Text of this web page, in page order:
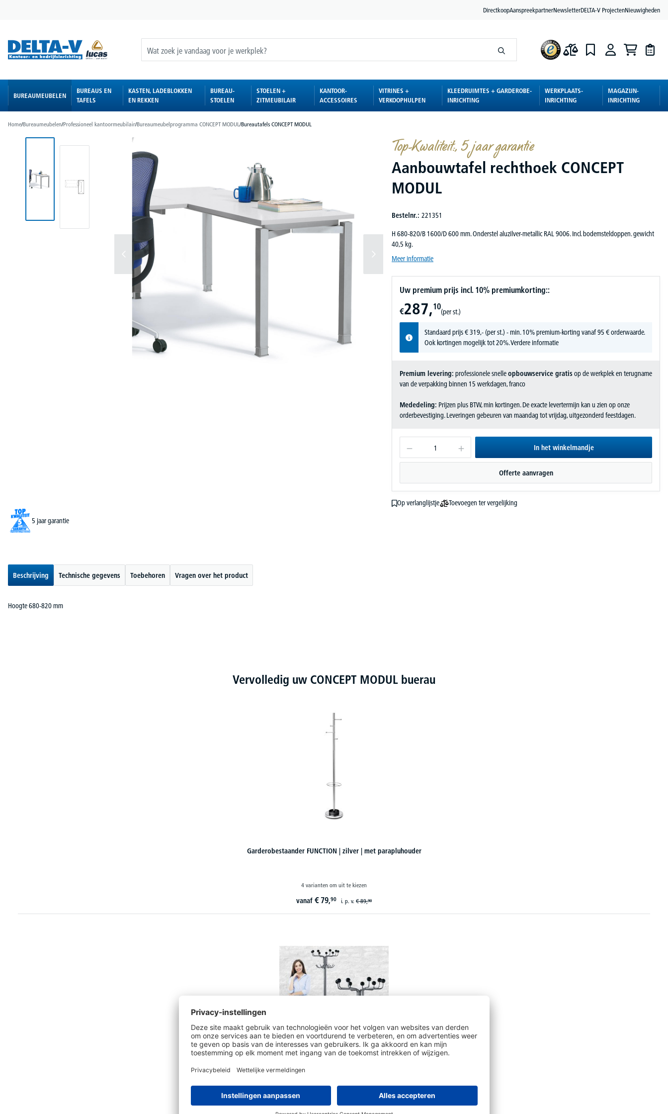
DirectkoopAanspreekpartnerNewsletterDELTA-V ProjectenNieuwigheden
BUREAUMEUBELEN
BUREAUS EN
TAFELS
KASTEN, LADEBLOKKEN
EN REKKEN
BUREAU-
STOELEN
STOELEN +
ZITMEUBILAIR
KANTOOR-
ACCESSOIRES
VITRINES +
VERKOOPHULPEN
KLEEDRUIMTES + GARDEROBE-
INRICHTING
WERKPLAATS-
INRICHTING
MAGAZIJN-
INRICHTING
Home/Bureaumeubelen/Professioneel kantoormeubilair/Bureaumeubelprogramma CONCEPT MODUL/Bureautafels CONCEPT MODUL
Top-Kwaliteit:, 5 jaar garantie
Aanbouwtafel rechthoek CONCEPT
MODUL
Bestelnr.: 221351
H 680-820/B 1600/D 600 mm. Onderstel aluzilver-metallic RAL 9006. Incl. bodemsteldoppen. gewicht
40,5 kg.
Meer informatie
Uw premium prijs incl. 10% premiumkorting::
€287,10
(per st.)
Standaard prijs€319,-(per st.) - min. 10% premium-korting vanaf 95 € orderwaarde.
Ook kortingen mogelijk tot 20%.Verdere informatie
Premium levering: professionele snelleopbouwservice gratisop de werkplek en terugname
van de verpakking binnen 15 werkdagen, franco
Mededeling: Prijzen plus BTW, min kortingen. De exacte levertermijn kan u zien op onze
orderbevestiging. Leveringen gebeuren van maandag tot vrijdag, uitgezonderd feestdagen.
In het winkelmandje
Offerte aanvragen
Op verlanglijstje
Toevoegen ter vergelijking
5 jaar garantie
Beschrijving Technische gegevens Toebehoren Vragen over het product
Hoogte 680-820 mm
Vervolledig uw CONCEPT MODUL buerau
Garderobestaander FUNCTION | zilver | met parapluhouder
4 varianten om uit te kiezen
vanaf € 79,90 i. p. v. € 89,90
Garderobestaander CLASSIC